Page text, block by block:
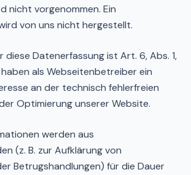
nicht vorgenommen. Ein
von uns nicht hergestellt.
diese Datenerfassung ist Art. 6, Abs. 1,
haben als Webseitenbetreiber ein
an der technisch fehlerfreien
Optimierung unserer Website.
werden aus
(z. B. zur Aufklärung von
Betrugshandlungen) für die Dauer